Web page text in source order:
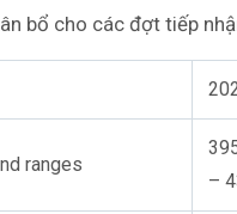
bổ cho các đợt tiếp
ranges
–